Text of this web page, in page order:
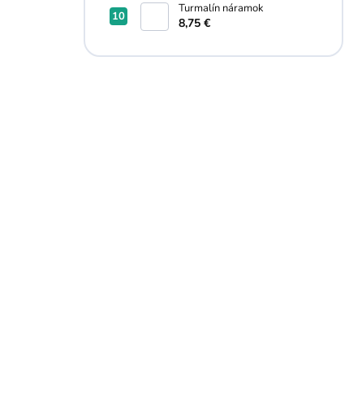
Turmalín náramok
8,75 €